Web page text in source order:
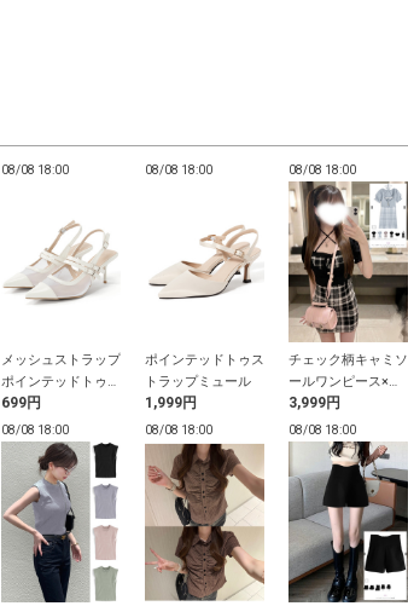
08/08 18:00
メッシュストラップ
ポインテッドトゥパ
ンプス
699円
08/08 18:00
ポインテッドトゥス
トラップミュール
1,999円
08/08 18:00
チェック柄キャミソ
ールワンピース×ク
ロップドトップスニ
ットアンサンブル
3,999円
08/08 18:00 08/08 18:00 08/08 18:00